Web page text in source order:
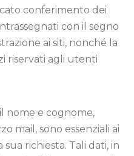
conferimento dei
con il segno
ai siti, nonché la
riservati agli utenti
nome e cognome,
mail, sono essenziali ai
richiesta. Tali dati, in